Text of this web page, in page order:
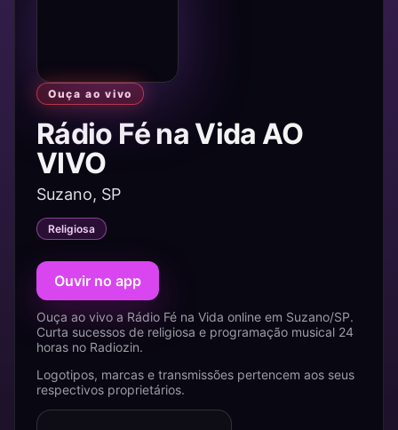
Ouça ao vivo
Rádio Fé na Vida AO
VIVO
Suzano, SP
Religiosa
Ouvir no app
Ouça ao vivo a Rádio Fé na Vida online em Suzano/SP.
Curta sucessos de religiosa e programação musical 24
horas no Radiozin.
Logotipos, marcas e transmissões pertencem aos seus
respectivos proprietários.